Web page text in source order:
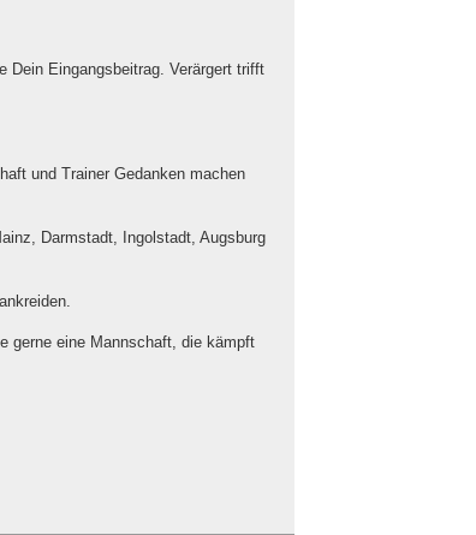
Dein Eingangsbeitrag. Verärgert trifft
und Trainer Gedanken machen
Darmstadt, Ingolstadt, Augsburg
gerne eine Mannschaft, die kämpft